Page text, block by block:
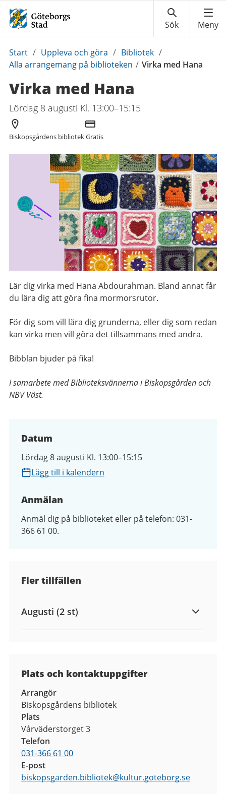
Du
är
Start / Uppleva och göra / Bibliotek /
Alla arrangemang på biblioteken / Virka med Hana
Virka med Hana
Lördag 8 augusti Kl. 13:00–15:15
Arrangör
Biskopsgårdens bibliotek
Kostnad
Gratis
Lär dig virka med Hana Abdourahman. Bland annat får
du lära dig att göra fina mormorsrutor.
För dig som vill lära dig grunderna, eller dig som redan
kan virka men vill göra det tillsammans med andra.
Bibblan bjuder på fika!
I samarbete med Biblioteksvännerna i Biskopsgården och
NBV Väst.
Datum
Lördag 8 augusti Kl. 13:00–15:15
Lägg till i kalendern
Anmälan
Anmäl dig på biblioteket eller på telefon: 031-
366 61 00.
Fler tillfällen
Augusti (2 st)
Plats och kontaktuppgifter
Arrangör
Biskopsgårdens bibliotek
Plats
Vårväderstorget 3
Telefon
031-366 61 00
E-post
biskopsgarden.bibliotek@kultur.goteborg.se